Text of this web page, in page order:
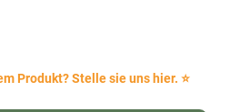
Produkt? Stelle sie uns hier. ⭐